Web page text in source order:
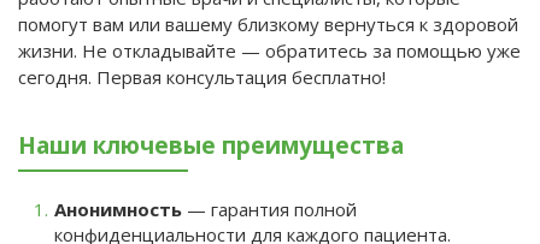
помогут вам или вашему близкому вернуться к здоровой
жизни. Не откладывайте — обратитесь за помощью уже
сегодня. Первая консультация бесплатно!
Наши ключевые преимущества
Анонимность — гарантия полной
конфиденциальности для каждого пациента.